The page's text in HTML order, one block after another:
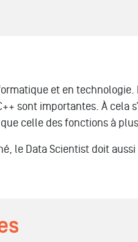
et en
sont importantes. À cela
celle des fonctions à
le Data Scientist doit